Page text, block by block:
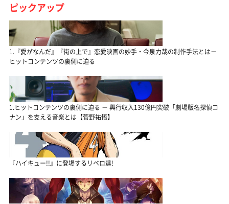
ピックアップ
1.『愛がなんだ』『街の上で』恋愛映画の妙手・今泉力哉の制作手法とは－
ヒットコンテンツの裏側に迫る
1.ヒットコンテンツの裏側に迫る － 興行収入130億円突破「劇場版名探偵コ
ナン」を支える音楽とは【菅野祐悟】
『ハイキュー!!』に登場するリベロ達!